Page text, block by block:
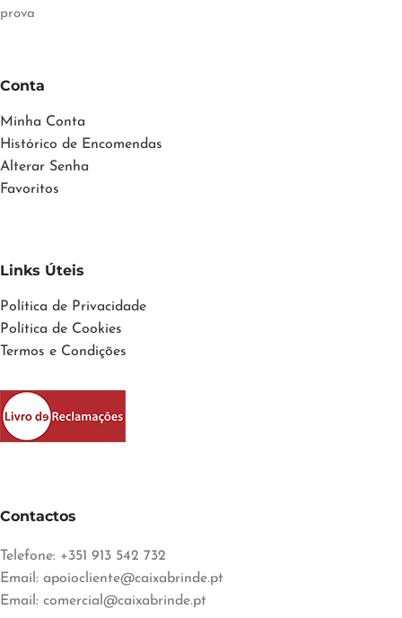
prova
Conta
Minha Conta
Histórico de Encomendas
Alterar Senha
Favoritos
Links Úteis
Política de Privacidade
Política de Cookies
Termos e Condições
Contactos
Telefone: +351 913 542 732
Email: apoiocliente@caixabrinde.pt
Email: comercial@caixabrinde.pt